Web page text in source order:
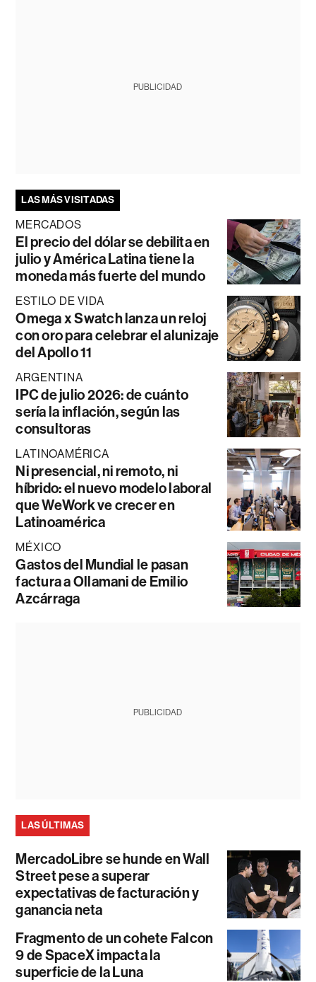
PUBLICIDAD
LAS MÁS VISITADAS
MERCADOS
El precio del dólar se debilita en
julio y América Latina tiene la
moneda más fuerte del mundo
ESTILO DE VIDA
Omega x Swatch lanza un reloj
con oro para celebrar el alunizaje
del Apollo 11
ARGENTINA
IPC de julio 2026: de cuánto
sería la inflación, según las
consultoras
LATINOAMÉRICA
Ni presencial, ni remoto, ni
híbrido: el nuevo modelo laboral
que WeWork ve crecer en
Latinoamérica
MÉXICO
Gastos del Mundial le pasan
factura a Ollamani de Emilio
Azcárraga
PUBLICIDAD
LAS ÚLTIMAS
MercadoLibre se hunde en Wall
Street pese a superar
expectativas de facturación y
ganancia neta
Fragmento de un cohete Falcon
9 de SpaceX impacta la
superficie de la Luna